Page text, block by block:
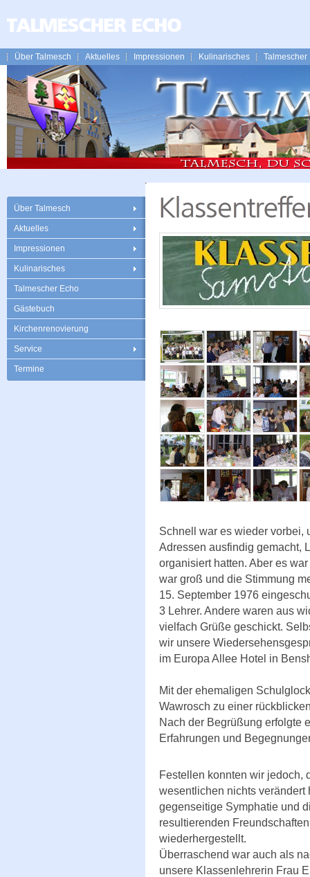
Über Talmesch Aktuelles Impressionen Kulinarisches Talmescher
Über Talmesch
Aktuelles
Impressionen
Kulinarisches
Talmescher Echo
Gästebuch
Kirchenrenovierung
Service
Termine
Schnell war es wieder vorbei,
Adressen ausfindig gemacht,
organisiert hatten. Aber es
war groß und die Stimmung
15. September 1976
3 Lehrer. Andere waren aus
vielfach Grüße geschickt.
wir unsere
im Europa Allee Hotel in
Mit der ehemaligen
Wawrosch zu einer
Nach der Begrüßung erfolgte
Erfahrungen und
Festellen konnten wir jedoch,
wesentlichen nichts verändert
gegenseitige Symphatie und
resultierenden
wiederhergestellt.
Überraschend war auch als
unsere Klassenlehrerin Frau